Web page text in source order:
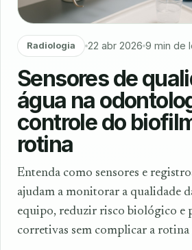
Radiologia 22 abr 2026 9 min de
Sensores de
água na
controle do
rotina
Entenda como sensores e
ajudam a monitorar a qualidade
equipo, reduzir risco biológico e
corretivas sem complicar a rotina